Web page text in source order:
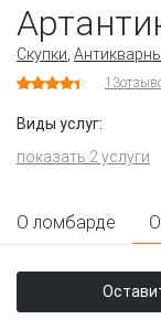
Скупки
13
Виды услуг:
показать 2 услуги
О ломбарде